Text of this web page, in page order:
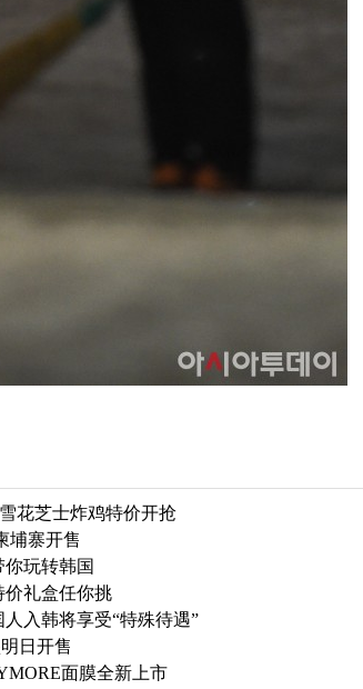
花芝士炸鸡特价开抢
埔寨开售
玩转韩国
价礼盒任你挑
入韩将享受“特殊待遇”
日开售
面膜全新上市